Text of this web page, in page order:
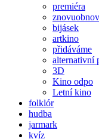
premiéra
bijásek
artkino
přidáváme
alternativní
3D
Kino odpo
Letní kino
folklór
hudba
jarmark
kvíz